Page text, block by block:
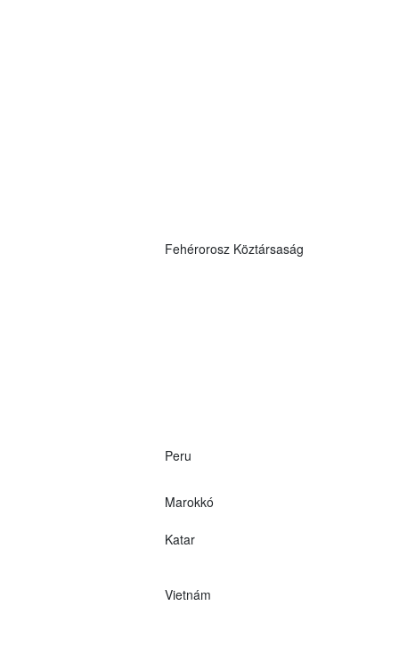
Fehérorosz Köztársaság
Peru
Marokkó
Katar
Vietnám